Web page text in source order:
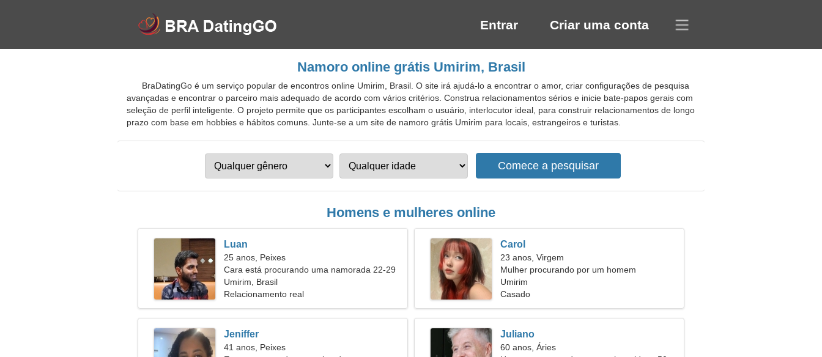
Entrar Criar uma conta
Namoro online grátis Umirim, Brasil
BraDatingGo é um serviço popular de encontros online Umirim, Brasil. O site irá ajudá-lo a encontrar o amor, criar configurações de pesquisa
avançadas e encontrar o parceiro mais adequado de acordo com vários critérios. Construa relacionamentos sérios e inicie bate-papos gerais com
seleção de perfil inteligente. O projeto permite que os participantes escolham o usuário, interlocutor ideal, para construir relacionamentos de longo
prazo com base em hobbies e hábitos comuns. Junte-se a um site de namoro grátis Umirim para locais, estrangeiros e turistas.
Homens e mulheres online
Luan
25 anos, Peixes
Cara está procurando uma namorada 22-29
Umirim, Brasil
Relacionamento real
Carol
23 anos, Virgem
Mulher procurando por um homem
Umirim
Casado
Jeniffer
41 anos, Peixes
Juliano
60 anos, Áries